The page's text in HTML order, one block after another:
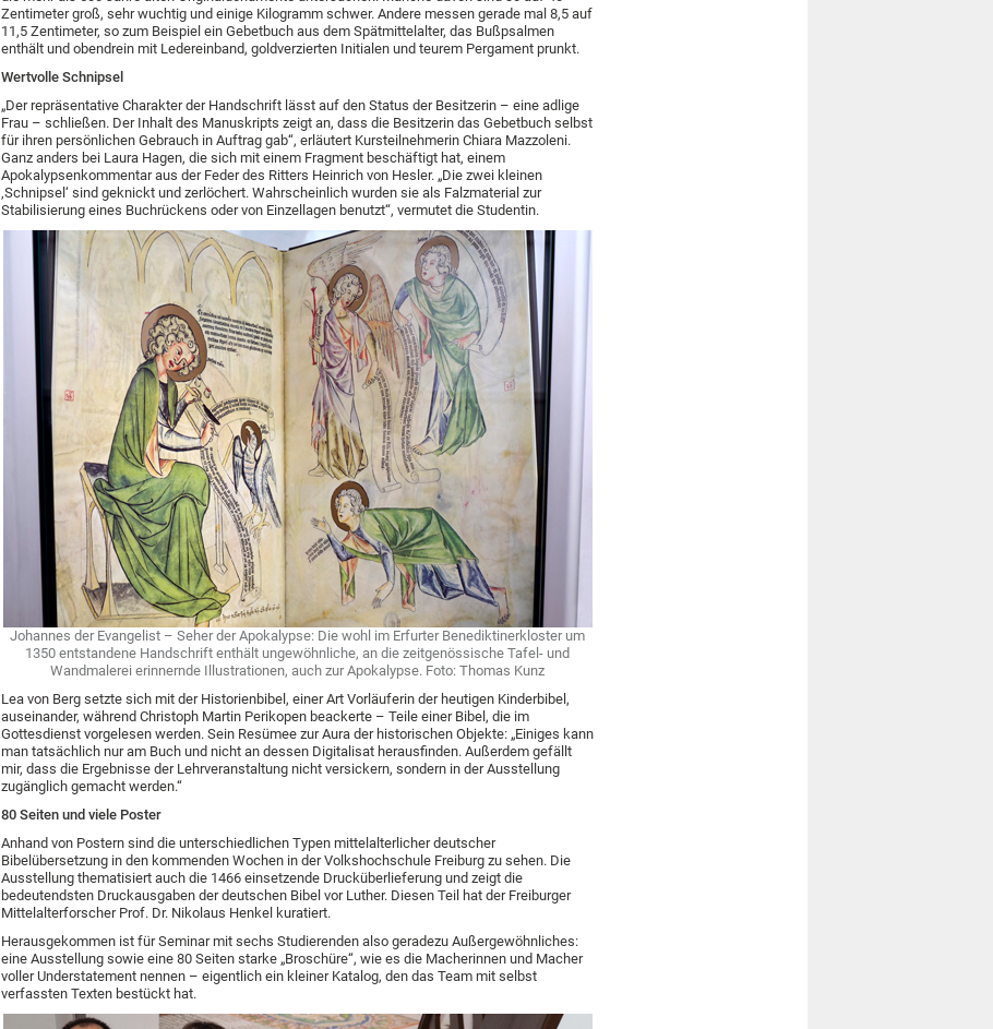
Zentimeter groß, sehr wuchtig und einige Kilogramm schwer. Andere messen gerade mal 8,5 auf
11,5 Zentimeter, so zum Beispiel ein Gebetbuch aus dem Spätmittelalter, das Bußpsalmen
enthält und obendrein mit Ledereinband, goldverzierten Initialen und teurem Pergament prunkt.
Wertvolle Schnipsel
„Der repräsentative Charakter der Handschrift lässt auf den Status der Besitzerin – eine adlige
Frau – schließen. Der Inhalt des Manuskripts zeigt an, dass die Besitzerin das Gebetbuch selbst
für ihren persönlichen Gebrauch in Auftrag gab“, erläutert Kursteilnehmerin Chiara Mazzoleni.
Ganz anders bei Laura Hagen, die sich mit einem Fragment beschäftigt hat, einem
Apokalypsenkommentar aus der Feder des Ritters Heinrich von Hesler. „Die zwei kleinen
‚Schnipsel‘ sind geknickt und zerlöchert. Wahrscheinlich wurden sie als Falzmaterial zur
Stabilisierung eines Buchrückens oder von Einzellagen benutzt“, vermutet die Studentin.
Johannes der Evangelist – Seher der Apokalypse: Die wohl im Erfurter Benediktinerkloster um
1350 entstandene Handschrift enthält ungewöhnliche, an die zeitgenössische Tafel- und
Wandmalerei erinnernde Illustrationen, auch zur Apokalypse. Foto: Thomas Kunz
Lea von Berg setzte sich mit der Historienbibel, einer Art Vorläuferin der heutigen Kinderbibel,
auseinander, während Christoph Martin Perikopen beackerte – Teile einer Bibel, die im
Gottesdienst vorgelesen werden. Sein Resümee zur Aura der historischen Objekte: „Einiges kann
man tatsächlich nur am Buch und nicht an dessen Digitalisat herausfinden. Außerdem gefällt
mir, dass die Ergebnisse der Lehrveranstaltung nicht versickern, sondern in der Ausstellung
zugänglich gemacht werden.“
80 Seiten und viele Poster
Anhand von Postern sind die unterschiedlichen Typen mittelalterlicher deutscher
Bibelübersetzung in den kommenden Wochen in der Volkshochschule Freiburg zu sehen. Die
Ausstellung thematisiert auch die 1466 einsetzende Drucküberlieferung und zeigt die
bedeutendsten Druckausgaben der deutschen Bibel vor Luther. Diesen Teil hat der Freiburger
Mittelalterforscher Prof. Dr. Nikolaus Henkel kuratiert.
Herausgekommen ist für Seminar mit sechs Studierenden also geradezu Außergewöhnliches:
eine Ausstellung sowie eine 80 Seiten starke „Broschüre“, wie es die Macherinnen und Macher
voller Understatement nennen – eigentlich ein kleiner Katalog, den das Team mit selbst
verfassten Texten bestückt hat.